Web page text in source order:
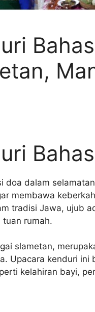
doa dalam
membawa
tradisi Jawa, ujub
rumah.
slametan,
Upacara kenduri ini
kelahiran bayi,